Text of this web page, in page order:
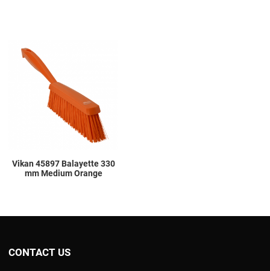
Vikan 45897 Balayette 330
mm Medium Orange
CONTACT US